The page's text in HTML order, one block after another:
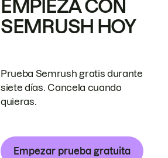
EMPIEZA CON
SEMRUSH HOY
Prueba Semrush gratis durante
siete días. Cancela cuando
quieras.
Empezar prueba gratuita